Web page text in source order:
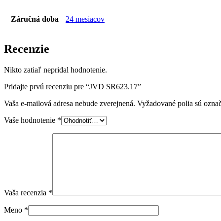
Záručná doba 24 mesiacov
Recenzie
Nikto zatiaľ nepridal hodnotenie.
Pridajte prvú recenziu pre “JVD SR623.17”
Vaša e-mailová adresa nebude zverejnená. Vyžadované polia sú
Vaše hodnotenie *
Vaša recenzia *
Meno *